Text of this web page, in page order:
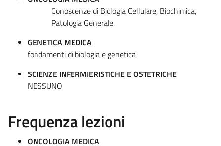
Conoscenze di Biologia Cellulare, Biochimica,
Patologia Generale.
GENETICA MEDICA
fondamenti di biologia e genetica
SCIENZE INFERMIERISTICHE E OSTETRICHE
NESSUNO
Frequenza lezioni
ONCOLOGIA MEDICA